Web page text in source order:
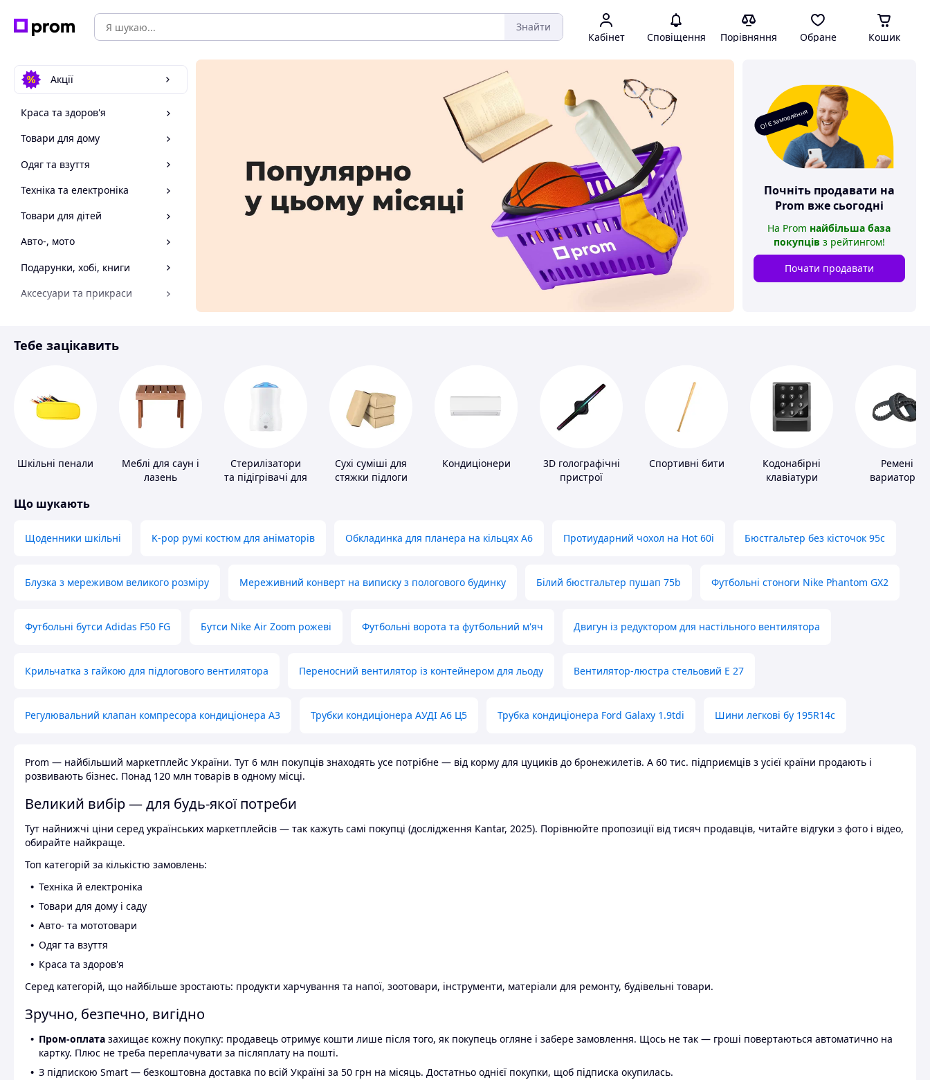
Знайти
Кабінет Сповіщення Порівняння Обране Кошик
Акції
Краса та здоров'я
Товари для дому
Одяг та взуття
Техніка та електроніка
Товари для дітей
Авто-, мото
Подарунки, хобі, книги
Аксесуари та прикраси
Спорт і відпочинок
О! Є замовлення
Почніть продавати на
Prom вже сьогодні
На Prom найбільша база
покупців з рейтингом!
Почати продавати
Тебе зацікавить
Шкільні пенали
Меблі для саун і
лазень
Стерилізатори
та підігрівачі для
Сухі суміші для
стяжки підлоги
Кондиціонери
3D голографічні
пристрої
Спортивні бити
Кодонабірні
клавіатури
Ремені
вариаторні
Що шукають
Щоденники шкільні K-pop румі костюм для аніматорів Обкладинка для планера на кільцях А6 Протиударний чохол на Hot 60i Бюстгальтер без кісточок 95с
Блузка з мереживом великого розміру Мереживний конверт на виписку з пологового будинку Білий бюстгальтер пушап 75b Футбольні стоноги Nike Phantom GX2
Футбольні бутси Adidas F50 FG Бутси Nike Air Zoom рожеві Футбольні ворота та футбольний м'яч Двигун із редуктором для настільного вентилятора
Крильчатка з гайкою для підлогового вентилятора Переносний вентилятор із контейнером для льоду Вентилятор-люстра стельовий E 27
Регулювальний клапан компресора кондиціонера А3 Трубки кондиціонера АУДІ А6 Ц5 Трубка кондиціонера Ford Galaxy 1.9tdi Шини легкові бу 195R14c
Prom — найбільший маркетплейс України. Тут 6 млн покупців знаходять усе потрібне — від корму для цуциків до бронежилетів. А 60 тис. підприємців з усієї країни продають і
розвивають бізнес. Понад 120 млн товарів в одному місці.
Великий вибір — для будь-якої потреби
Тут найнижчі ціни серед українських маркетплейсів — так кажуть самі покупці (дослідження Kantar, 2025). Порівнюйте пропозиції від тисяч продавців, читайте відгуки з фото і відео,
обирайте найкраще.
Топ категорій за кількістю замовлень:
Техніка й електроніка
Товари для дому і саду
Авто- та мототовари
Одяг та взуття
Краса та здоров'я
Серед категорій, що найбільше зростають: продукти харчування та напої, зоотовари, інструменти, матеріали для ремонту, будівельні товари.
Зручно, безпечно, вигідно
Пром-оплата захищає кожну покупку: продавець отримує кошти лише після того, як покупець огляне і забере замовлення. Щось не так — гроші повертаються автоматично на
картку. Плюс не треба переплачувати за післяплату на пошті.
З підпискою Smart — безкоштовна доставка по всій Україні за 50 грн на місяць. Достатньо однієї покупки, щоб підписка окупилась.